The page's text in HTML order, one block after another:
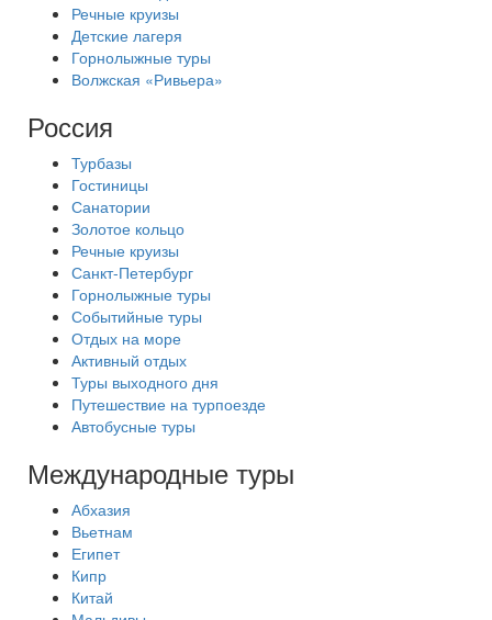
Речные круизы
Детские лагеря
Горнолыжные туры
Волжская «Ривьера»
Россия
Турбазы
Гостиницы
Санатории
Золотое кольцо
Речные круизы
Санкт-Петербург
Горнолыжные туры
Событийные туры
Отдых на море
Активный отдых
Туры выходного дня
Путешествие на турпоезде
Автобусные туры
Международные туры
Абхазия
Вьетнам
Египет
Кипр
Китай